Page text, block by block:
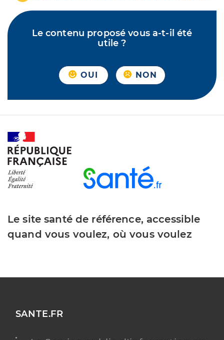
Le contenu proposé vous a-t-il été
utile ?
OUI NON
Le site santé de référence, accessible
quand vous voulez, où vous voulez
SANTE.FR